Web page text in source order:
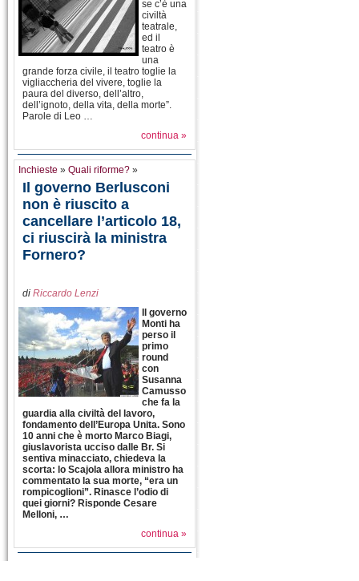
se c’è una
civiltà
teatrale,
ed il
teatro è
una
grande forza civile, il teatro toglie la
vigliaccheria del vivere, toglie la
paura del diverso, dell’altro,
dell’ignoto, della vita, della morte”.
Parole di Leo …
continua »
Inchieste » Quali riforme? »
Il governo Berlusconi
non è riuscito a
cancellare l’articolo 18,
ci riuscirà la ministra
Fornero?
di Riccardo Lenzi
Il governo
Monti ha
perso il
primo
round
con
Susanna
Camusso
che fa la
guardia alla civiltà del lavoro,
fondamento dell’Europa Unita. Sono
10 anni che è morto Marco Biagi,
giuslavorista ucciso dalle Br. Si
sentiva minacciato, chiedeva la
scorta: lo Scajola allora ministro ha
commentato la sua morte, “era un
rompicoglioni”. Rinasce l’odio di
quei giorni? Risponde Cesare
Melloni, …
continua »